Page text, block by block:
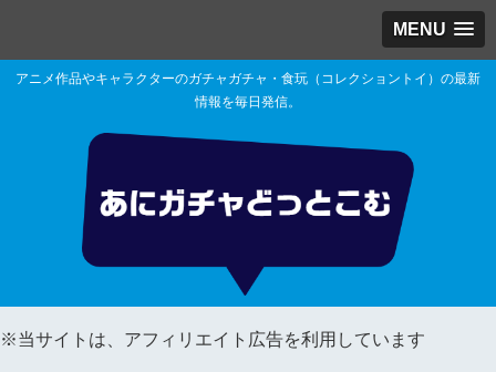
MENU
アニメ作品やキャラクターのガチャガチャ・食玩（コレクショントイ）の最新
情報を毎日発信。
※当サイトは、アフィリエイト広告を利用しています